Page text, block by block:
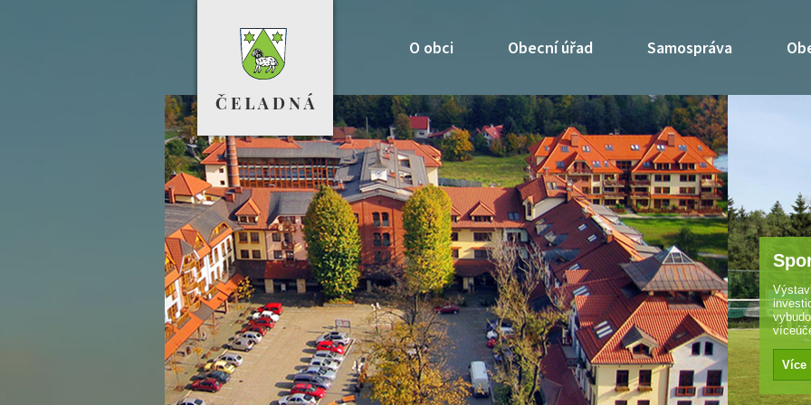
O obci Obecní úřad Samospráva
Sportovní hala
Výstavbu nových bytů doprovázely další
investice. Obec otevřela novou školku,
vybudovala fotbalové hřiště a
víceúčelovou halu.
Více info